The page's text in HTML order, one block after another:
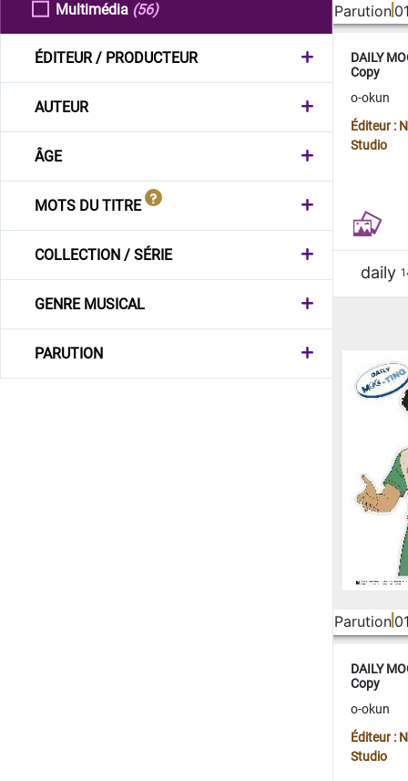
Multimédia (56)
ÉDITEUR / PRODUCTEUR
AUTEUR
ÂGE
MOTS DU TITRE
COLLECTION / SÉRIE
GENRE MUSICAL
PARUTION
Parution
DAILY
Copy
o-okun
Éditeur :
Studio
daily
Parution
DAILY
Copy
o-okun
Éditeur :
Studio